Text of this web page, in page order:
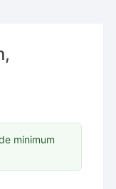
minimum